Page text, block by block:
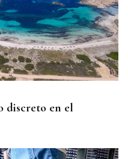
discreto en el